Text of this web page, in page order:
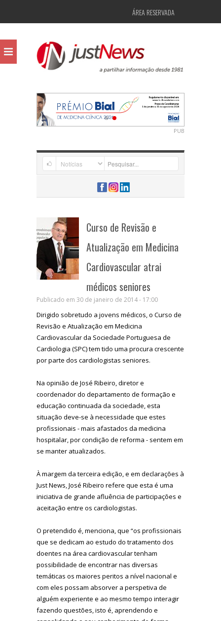
ÁREA RESERVADA
PUB
Curso de Revisão e
Atualização em Medicina
Cardiovascular atrai
médicos seniores
Publicado em 30 de janeiro de 2014 - 17:00
Dirigido sobretudo a jovens médicos, o Curso de
Revisão e Atualização em Medicina
Cardiovascular da Sociedade Portuguesa de
Cardiologia (SPC) tem tido uma procura crescente
por parte dos cardiologistas seniores.
Na opinião de José Ribeiro, diretor e
coordenador do departamento de formação e
educação continuada da sociedade, esta
situação deve-se à necessidade que estes
profissionais - mais afastados da medicina
hospitalar, por condição de reforma - sentem em
se manter atualizados.
À margem da terceira edição, e em declarações à
Just News, José Ribeiro refere que esta é uma
iniciativa de grande afluência de participações e
aceitação entre os cardiologistas.
O pretendido é, menciona, que “os profissionais
que se dedicam ao estudo do tratamento dos
doentes na área cardiovascular tenham
possibilidade de encontrar nas diversas
temáticas os maiores peritos a nível nacional e
com eles possam absorver a perspetiva de
alguém experiente e ao mesmo tempo interagir
fazendo questões, isto é, aprendendo e